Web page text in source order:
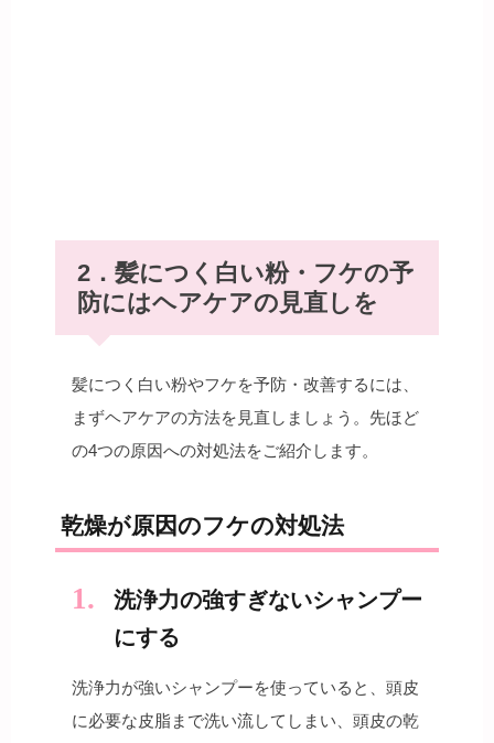
2．髪につく白い粉・フケの予
防にはヘアケアの見直しを
髪につく白い粉やフケを予防・改善するには、
まずヘアケアの方法を見直しましょう。先ほど
の4つの原因への対処法をご紹介します。
乾燥が原因のフケの対処法
洗浄力の強すぎないシャンプー
にする
洗浄力が強いシャンプーを使っていると、頭皮
に必要な皮脂まで洗い流してしまい、頭皮の乾